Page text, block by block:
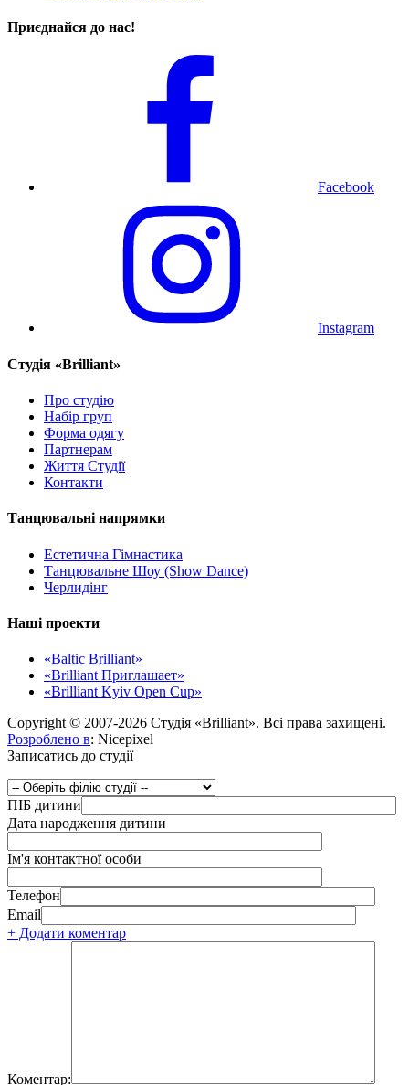
Приєднайся до нас!
Facebook
Instagram
Cтудія «Brilliant»
Про студію
Набір груп
Форма одягу
Партнерам
Життя Студії
Контакти
Танцювальні напрямки
Естетична Гімнастика
Танцювальне Шоу (Show Dance)
Черлидінг
Наші проекти
«Baltic Brilliant»
«Brilliant Приглашает»
«Brilliant Kyiv Open Cup»
Copyright © 2007-2026 Студія «Brilliant». Всі права захищені.
Розроблено в: Nicepixel
Записатись до студії
ПІБ дитини
Дата народження дитини
Ім'я контактної особи
Телефон
Email
+ Додати коментар
Коментар: